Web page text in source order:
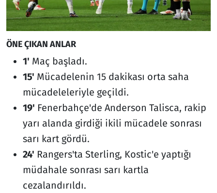
ÖNE ÇIKAN ANLAR
1' Maç başladı.
15' Mücadelenin 15 dakikası orta saha
mücadeleleriyle geçildi.
19' Fenerbahçe'de Anderson Talisca, rakip
yarı alanda girdiği ikili mücadele sonrası
sarı kart gördü.
24' Rangers'ta Sterling, Kostic'e yaptığı
müdahale sonrası sarı kartla
cezalandırıldı.